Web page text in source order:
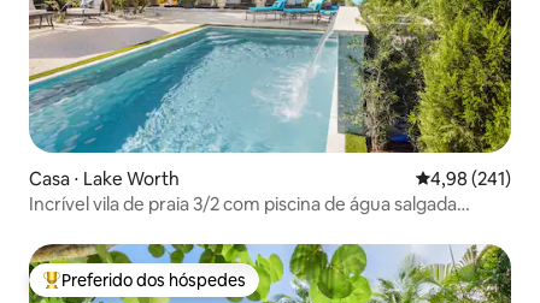
Casa ⋅ Lake Worth 4,98 de uma
4,98 (241)
Incrível vila de praia 3/2 com piscina de água salgada
Entre os melhores preferidos dos hóspedes
Preferido dos hóspedes